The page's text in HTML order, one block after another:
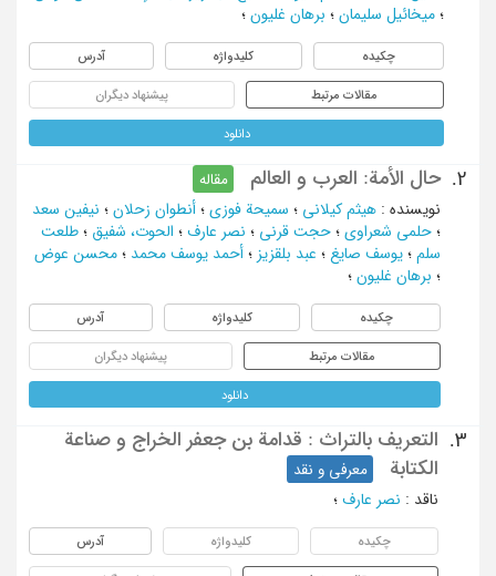
؛ میخائیل سلیمان ؛ برهان غلیون ؛
چکیده کلیدواژه آدرس
مقالات مرتبط پیشنهاد دیگران
دانلود
2. حال الأمة: العرب و العالم
مقاله
نویسنده : هیثم کیلانی ؛ سمیحة فوزی ؛ أنطوان زحلان ؛ نیفین سعد
؛ حلمی شعراوی ؛ حجت قرنی ؛ نصر عارف ؛ الحوت، شفیق ؛ طلعت
سلم ؛ یوسف صایغ ؛ عبد بلقزیز ؛ أحمد یوسف محمد ؛ محسن عوض
؛ برهان غلیون ؛
چکیده کلیدواژه آدرس
مقالات مرتبط پیشنهاد دیگران
دانلود
3.
التعریف بالتراث : قدامة بن جعفر الخراج و صناعة
الکتابة
معرفی و نقد
ناقد : نصر عارف ؛
چکیده کلیدواژه آدرس